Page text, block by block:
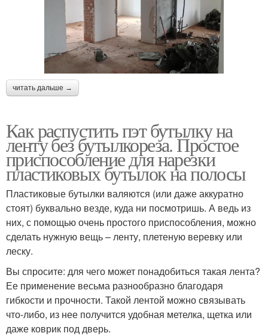
читать дальше →
Как распустить пэт бутылку на
ленту без бутылкореза. Простое
приспособление для нарезки
пластиковых бутылок на полосы
Пластиковые бутылки валяются (или даже аккуратно
стоят) буквально везде, куда ни посмотришь. А ведь из
них, с помощью очень простого приспособления, можно
сделать нужную вещь – ленту, плетеную веревку или
леску.
Вы спросите: для чего может понадобиться такая лента?
Ее применение весьма разнообразно благодаря
гибкости и прочности. Такой лентой можно связывать
что-либо, из нее получится удобная метелка, щетка или
даже коврик под дверь.